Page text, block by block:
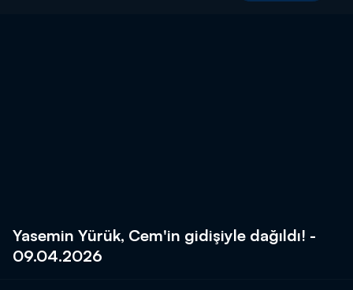
Yasemin Yürük, Cem'in gidişiyle dağıldı! -
09.04.2026